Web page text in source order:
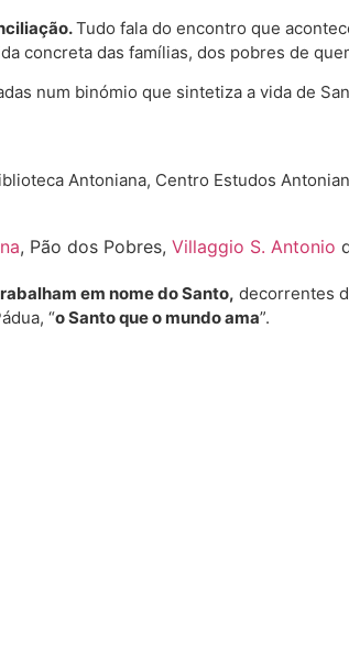
Tudo fala do encontro que
concreta das famílias, dos pobres de
num binómio que sintetiza a vida de
Antoniana, Centro Estudos
, Pão dos Pobres, Villaggio S. Antonio
em nome do Santo, decorrentes
“o Santo que o mundo ama”.